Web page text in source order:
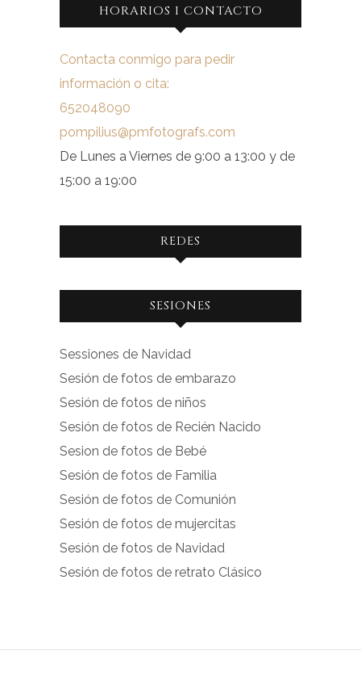
HORARIOS I CONTACTO
Contacta conmigo para pedir
información o cita:
652048090
pompilius@pmfotografs.com
De Lunes a Viernes de 9:00 a 13:00 y de
15:00 a 19:00
REDES
Ver
facebook.com
en
Facebook
Ver
instagram.com
en
Instagram
SESIONES
Sessiones de Navidad
Sesión de fotos de embarazo
Sesión de fotos de niños
Sesión de fotos de Recién Nacido
Sesion de fotos de Bebé
Sesión de fotos de Familia
Sesión de fotos de Comunión
Sesión de fotos de mujercitas
Sesión de fotos de Navidad
Sesión de fotos de retrato Clásico